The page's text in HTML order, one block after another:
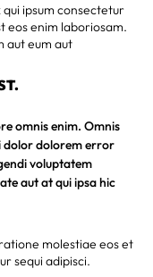
ipsum consectetur
eos enim laboriosam.
aut eum aut
omnis enim. Omnis
dolor dolorem error
voluptatem
aut at qui ipsa hic
molestiae eos et
sequi adipisci.